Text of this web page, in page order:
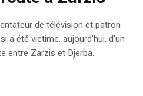
de télévision et patron
a été victime, aujourd’hui, d’un
entre Zarzis et Djerba.